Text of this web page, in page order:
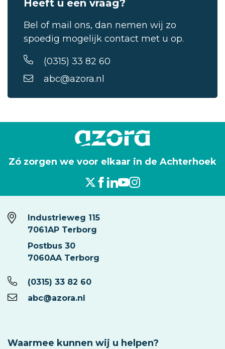
Heeft u een vraag?
Bel of mail ons, dan nemen wij zo
spoedig mogelijk contact met u op.
(0315) 33 82 60
abc@azora.nl
Zó zorgen we voor elkaar in de Achterhoek
Industrieweg 115
7061AP Terborg
Postbus 30
7060AA Terborg
(0315) 33 82 60
abc@azora.nl
Waarmee kunnen wij u helpen?